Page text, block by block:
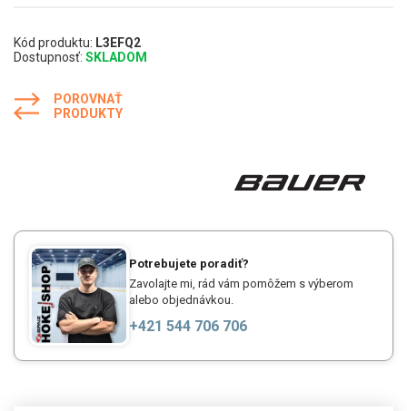
Kód produktu: L3EFQ2
Dostupnosť: SKLADOM
POROVNAŤ
PRODUKTY
Potrebujete poradiť?
Zavolajte mi, rád vám pomôžem s výberom
alebo objednávkou.
+421 544 706 706